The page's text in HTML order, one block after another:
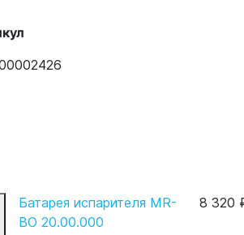
Батарея испарителя MR-
BO 20.00.000
8 320